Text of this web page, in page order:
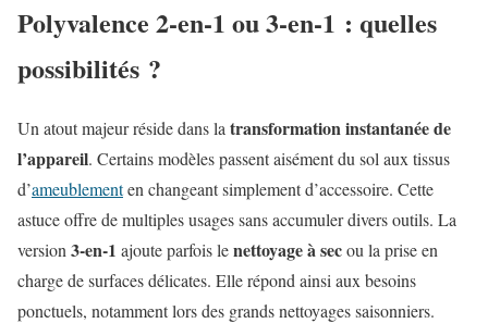
Polyvalence 2-en-1 ou 3-en-1 : quelles
possibilités ?
Un atout majeur réside dans la transformation instantanée de
l’appareil. Certains modèles passent aisément du sol aux tissus
d’ameublementen changeant simplement d’accessoire. Cette
astuce offre de multiples usages sans accumuler divers outils. La
version 3-en-1 ajoute parfois lenettoyage à secou la prise en
charge de surfaces délicates. Elle répond ainsi aux besoins
ponctuels, notamment lors des grands nettoyages saisonniers.